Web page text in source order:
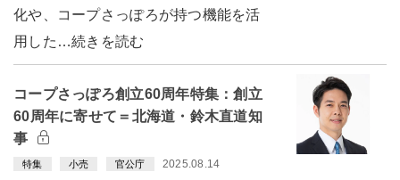
化や、コープさっぽろが持つ機能を活
用した…続きを読む
コープさっぽろ創立60周年特集：創立
60周年に寄せて＝北海道・鈴木直道知
事
特集 小売 官公庁 2025.08.14